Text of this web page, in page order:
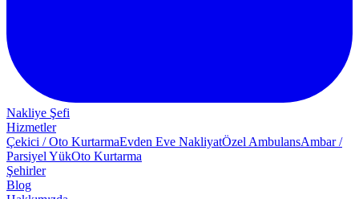
Nakliye Şefi
Hizmetler
Çekici / Oto KurtarmaEvden Eve NakliyatÖzel AmbulansAmbar /
Parsiyel YükOto Kurtarma
Şehirler
Blog